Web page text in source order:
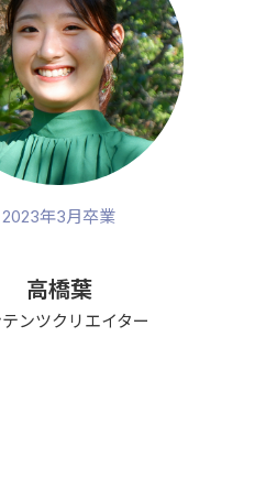
2023年3月卒業
高橋葉
ンツクリエイター